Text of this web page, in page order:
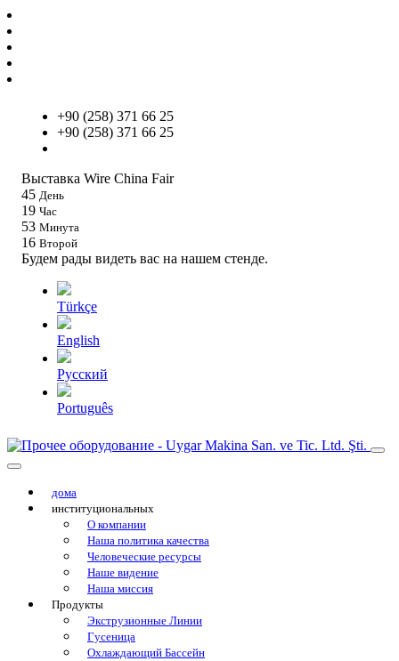
+90 (258) 371 66 25
+90 (258) 371 66 25
Выставка Wire China Fair
45 День
19 Час
53 Минута
16 Второй
Будем рады видеть вас на нашем стенде.
Türkçe
English
Pусский
Português
дома
институциональных
О компании
Наша политика качества
Человеческие ресурсы
Наше видение
Наша миссия
Продукты
Экструзионные Линии
Гусеница
Охлаждающий Бассейн